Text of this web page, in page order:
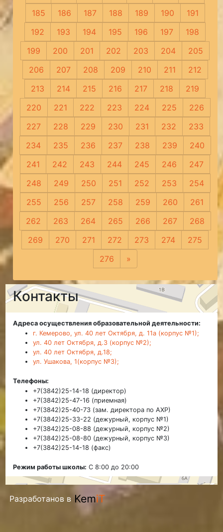
185
186 187 188 189 190
191
192
193 194 195 196 197
198
199
200 201 202 203 204
205
206
207 208 209 210 211
212
213
214 215 216 217 218
219
220
221 222 223 224 225
226
227
228 229 230 231 232
233
234
235 236 237 238 239
240
241
242 243 244 245 246
247
248
249 250 251 252 253
254
255
256 257 258 259 260
261
262
263 264 265 266 267
268
269
270 271 272 273 274
275
276
»
Контакты
Адреса осуществления образовательной деятельности:
г. Кемерово, ул. 40 лет Октября, д. 11а (корпус №1);
ул. 40 лет Октября, д.3 (корпус №2);
ул. 40 лет Октября, д.18;
ул. Ушакова, 1(корпус №3);
Телефоны:
+7(3842)25-14-18 (директор)
+7(3842)25-47-16 (приемная)
+7(3842)25-40-73 (зам. директора по АХР)
+7(3842)25-33-22 (дежурный, корпус №1)
+7(3842)25-08-88 (дежурный, корпус №2)
+7(3842)25-08-80 (дежурный, корпус №3)
+7(3842)25-14-18 (факс)
Режим работы школы: С 8:00 до 20:00
Разработанов в